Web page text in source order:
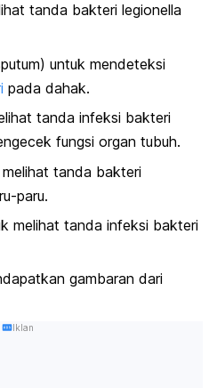
tanda bakteri legionella
untuk mendeteksi
pada dahak.
tanda infeksi bakteri
fungsi organ tubuh.
tanda bakteri
paru.
melihat tanda infeksi bakteri
gambaran dari
Iklan